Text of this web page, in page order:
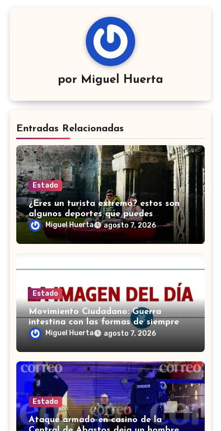
por Miguel Huerta
Entradas Relacionadas
Estado
¿Eres un turista extremo? estos son
algunos deportes que puedes
practicar en Guanajuato
Miguel Huerta agosto 7, 2026
Estado
Movimiento Ciudadano: Guerra
intestina con las formas de siempre
Miguel Huerta agosto 7, 2026
Estado
Ataque armado en casino de la